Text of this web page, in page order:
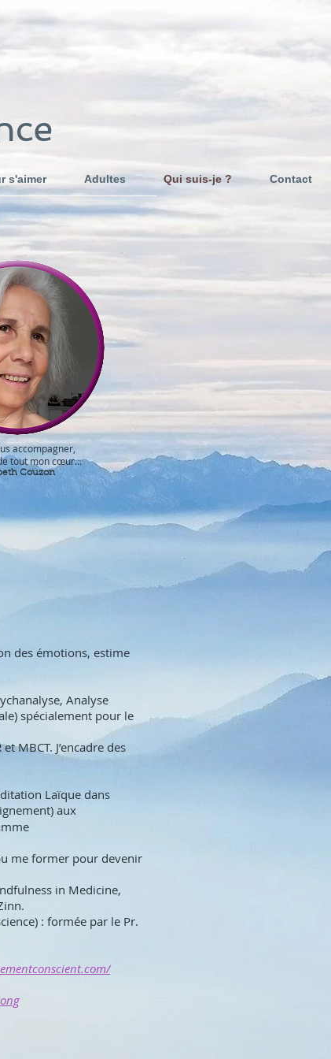
s'aimer Adultes Qui suis-je ? Contact
accompagner,
tout mon cœur...
Couzon
des émotions, estime
Analyse
spécialement pour le
MBCT. J’encadre des
Laïque dans
aux
me former pour devenir
in Medicine,
: formée par le Pr.